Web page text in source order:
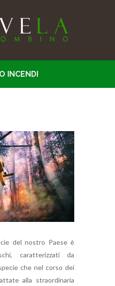
INCENDI
del nostro Paese è
caratterizzati da
che nel corso dei
alla straordinaria